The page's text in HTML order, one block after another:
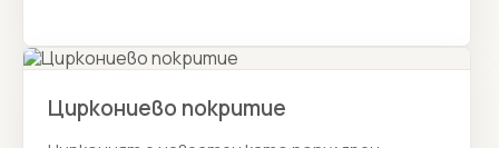
Циркониево покритие